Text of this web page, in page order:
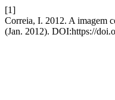
[1]
Correia, I. 2012. A imagem
(Jan. 2012). DOI:https://